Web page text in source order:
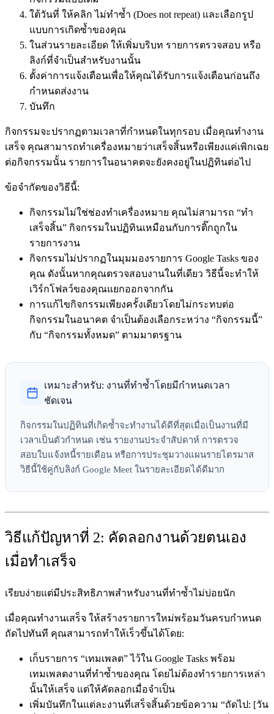
ใต้วันที่ ให้คลิกไม่ทำซ้ำ (Does not repeat) และเลือกรูป
แบบการเกิดซ้ำของคุณ
ในส่วนรายละเอียด ให้เพิ่มบริบท รายการตรวจสอบ หรือ
ลิงก์ที่จำเป็นสำหรับงานนั้น
ตั้งค่าการแจ้งเตือนเพื่อให้คุณได้รับการแจ้งเตือนก่อนถึง
กำหนดส่งงาน
บันทึก
กิจกรรมจะปรากฏตามเวลาที่กำหนดในทุกรอบ เมื่อคุณทำงาน
เสร็จ คุณสามารถทำเครื่องหมายว่าเสร็จสิ้นหรือเพียงแค่เพิกเฉย
ต่อกิจกรรมนั้น รายการในอนาคตจะยังคงอยู่ในปฏิทินต่อไป
ข้อจำกัดของวิธีนี้:
กิจกรรมไม่ใช่ช่องทำเครื่องหมาย คุณไม่สามารถ “ทำ
เสร็จสิ้น” กิจกรรมในปฏิทินเหมือนกับการติ๊กถูกใน
รายการงาน
กิจกรรมไม่ปรากฏในมุมมองรายการ Google Tasks ของ
คุณ ดังนั้นหากคุณตรวจสอบงานในที่เดียว วิธีนี้จะทำให้
เวิร์กโฟลว์ของคุณแยกออกจากกัน
การแก้ไขกิจกรรมเพียงครั้งเดียวโดยไม่กระทบต่อ
กิจกรรมในอนาคต จำเป็นต้องเลือกระหว่าง “กิจกรรมนี้”
กับ “กิจกรรมทั้งหมด” ตามมาตรฐาน
เหมาะสำหรับ: งานที่ทำซ้ำโดยมีกำหนดเวลา
ชัดเจน
กิจกรรมในปฏิทินที่เกิดซ้ำจะทำงานได้ดีที่สุดเมื่อเป็นงานที่มี
เวลาเป็นตัวกำหนด เช่น รายงานประจำสัปดาห์ การตรวจ
สอบใบแจ้งหนี้รายเดือน หรือการประชุมวางแผนรายไตรมาส
วิธีนี้ใช้คู่กับลิงก์ Google Meet ในรายละเอียดได้ดีมาก
วิธีแก้ปัญหาที่ 2: คัดลอกงานด้วยตนเอง
เมื่อทำเสร็จ
เรียบง่ายแต่มีประสิทธิภาพสำหรับงานที่ทำซ้ำไม่บ่อยนัก
เมื่อคุณทำงานเสร็จ ให้สร้างรายการใหม่พร้อมวันครบกำหนด
ถัดไปทันที คุณสามารถทำให้เร็วขึ้นได้โดย:
เก็บรายการ “เทมเพลต” ไว้ใน Google Tasks พร้อม
เทมเพลตงานที่ทำซ้ำของคุณ โดยไม่ต้องทำรายการเหล่า
นั้นให้เสร็จ แต่ให้คัดลอกเมื่อจำเป็น
เพิ่มบันทึกในแต่ละงานที่เสร็จสิ้นด้วยข้อความ “ถัดไป: [วัน